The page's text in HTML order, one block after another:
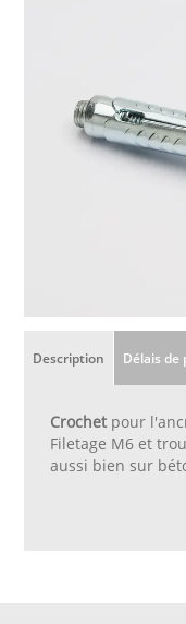
Description Délais de
Crochet pour
Filetage M6 et
aussi bien sur